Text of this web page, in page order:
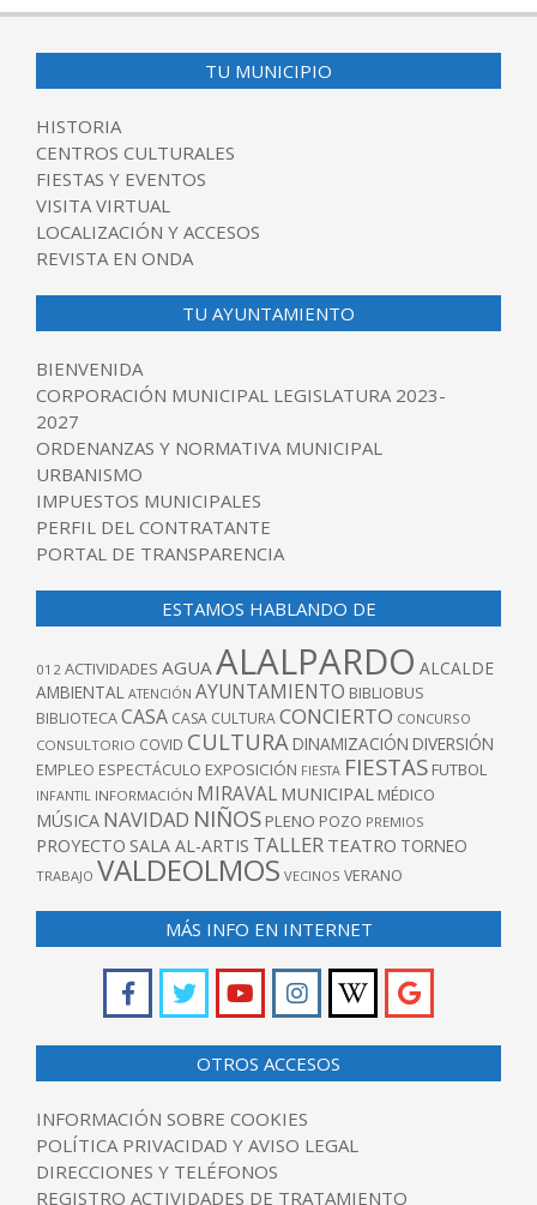
TU MUNICIPIO
HISTORIA
CENTROS CULTURALES
FIESTAS Y EVENTOS
VISITA VIRTUAL
LOCALIZACIÓN Y ACCESOS
REVISTA EN ONDA
TU AYUNTAMIENTO
BIENVENIDA
CORPORACIÓN MUNICIPAL LEGISLATURA 2023-
2027
ORDENANZAS Y NORMATIVA MUNICIPAL
URBANISMO
IMPUESTOS MUNICIPALES
PERFIL DEL CONTRATANTE
PORTAL DE TRANSPARENCIA
ESTAMOS HABLANDO DE
012 ACTIVIDADES AGUA ALALPARDO ALCALDE
AMBIENTAL ATENCIÓN AYUNTAMIENTO BIBLIOBUS
BIBLIOTECACASA CASA CULTURACONCIERTO CONCURSO
CONSULTORIO COVID CULTURA DINAMIZACIÓN DIVERSIÓN
EMPLEO ESPECTÁCULO EXPOSICIÓN FIESTA FIESTAS FUTBOL
INFANTIL INFORMACIÓN MIRAVAL MUNICIPAL MÉDICO
MÚSICA NAVIDAD NIÑOS PLENO POZO PREMIOS
PROYECTO SALA AL-ARTIS TALLER TEATRO TORNEO
TRABAJO VALDEOLMOS VECINOS VERANO
MÁS INFO EN INTERNET
OTROS ACCESOS
INFORMACIÓN SOBRE COOKIES
POLÍTICA PRIVACIDAD Y AVISO LEGAL
DIRECCIONES Y TELÉFONOS
REGISTRO ACTIVIDADES DE TRATAMIENTO